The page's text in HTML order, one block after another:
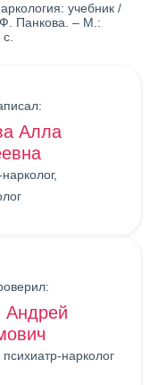
учебник /
Панкова. – М.:
Алла
Андрей
психиатр-нарколог